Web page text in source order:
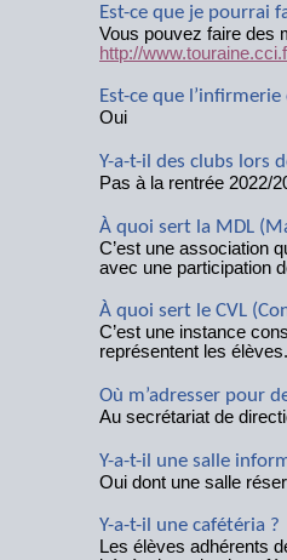
Est-ce que je pourrai
Vous pouvez faire des
http://
Est-ce que
Oui
Y-a-t-il des clubs lors
Pas à la rentrée 2022/
À quoi sert la MDL
C’est une association
avec une participation
À quoi sert le CVL
C’est une instance
représentent les
Où m’adresser pour
Au secrétariat de
Y-a-t-il une salle
Oui dont une salle
Y-a-t-il une cafétéria ?
Les élèves adhérents